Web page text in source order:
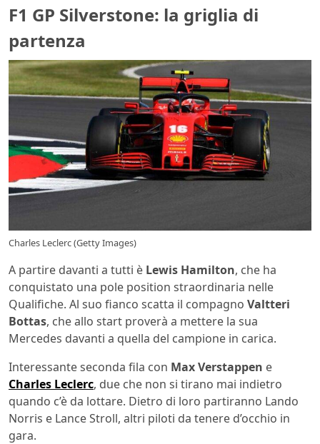
F1 GP Silverstone: la griglia di
partenza
Charles Leclerc (Getty Images)
A partire davanti a tutti è Lewis Hamilton, che ha
conquistato una pole position straordinaria nelle
Qualifiche. Al suo fianco scatta il compagno Valtteri
Bottas, che allo start proverà a mettere la sua
Mercedes davanti a quella del campione in carica.
Interessante seconda fila con Max Verstappen e
Charles Leclerc, due che non si tirano mai indietro
quando c’è da lottare. Dietro di loro partiranno Lando
Norris e Lance Stroll, altri piloti da tenere d’occhio in
gara.